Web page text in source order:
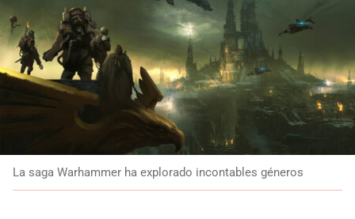
La saga Warhammer ha explorado incontables géneros